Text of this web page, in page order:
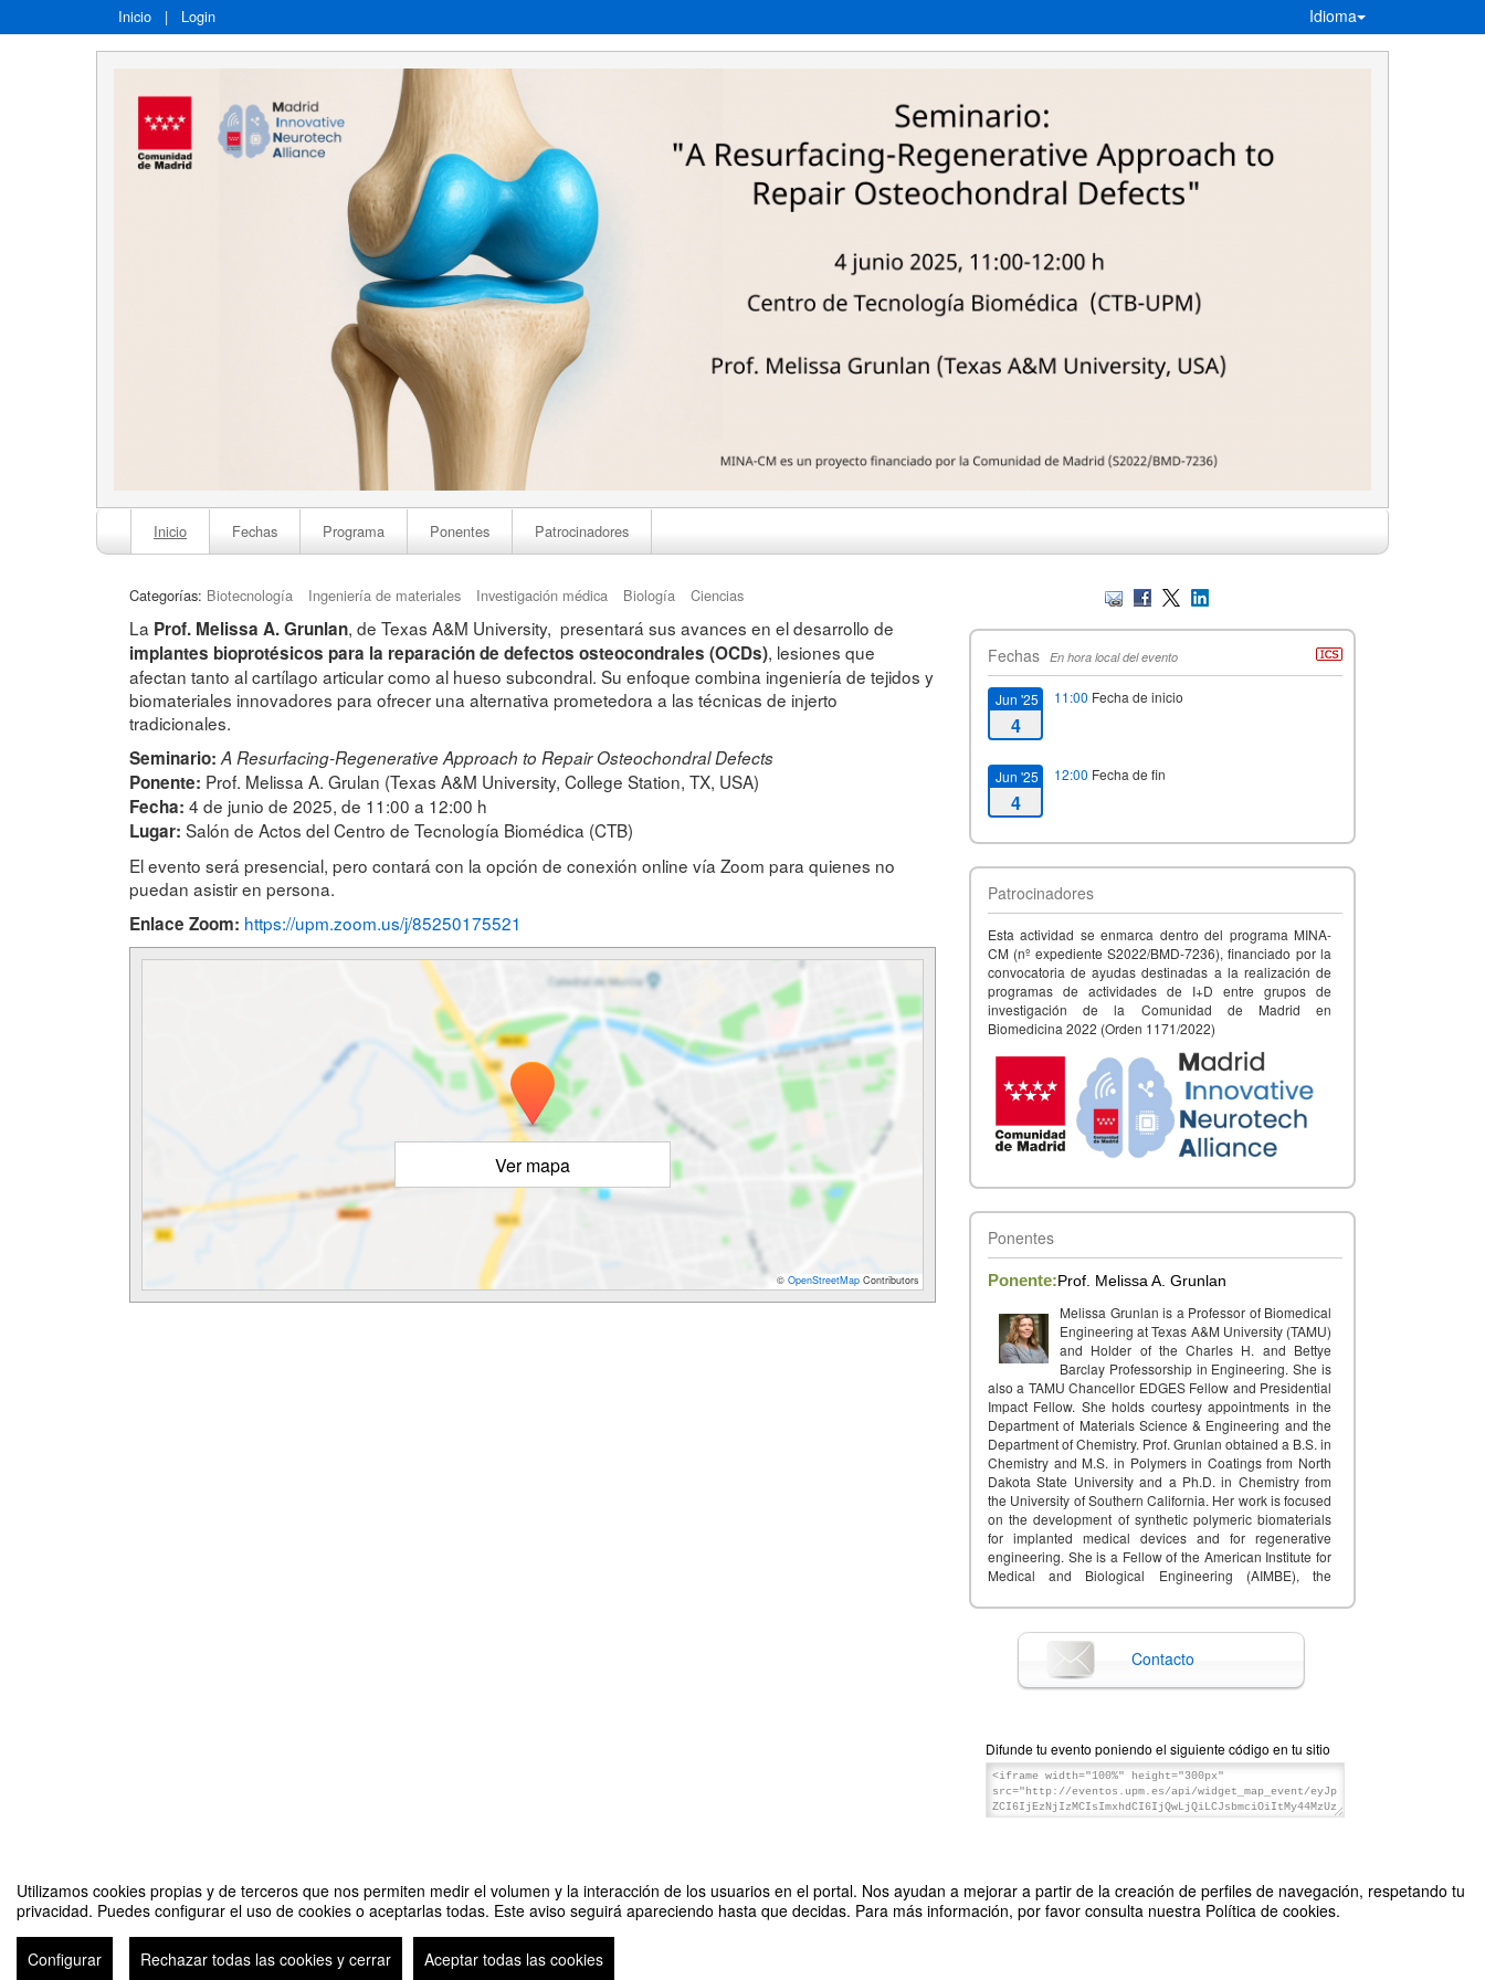
Utilizamos cookies propias y de terceros que nos permiten medir el volumen y la interacción de los usuarios en el portal. Nos ayudan a mejorar a partir de la creación de perfiles de navegación, respetando tu
privacidad. Puedes configurar el uso de cookies o aceptarlas todas. Este aviso seguirá apareciendo hasta que decidas. Para más información, por favor consulta nuestra Política de cookies.
Configurar Rechazar todas las cookies y cerrar Aceptar todas las cookies
Inicio | Login Idioma
Inicio Fechas Programa Ponentes Patrocinadores
Categorías: Biotecnología Ingeniería de materiales Investigación médica Biología Ciencias
La Prof. Melissa A. Grunlan, de Texas A&M University, presentará sus avances en el desarrollo de
implantes bioprotésicos para la reparación de defectos osteocondrales (OCDs), lesiones que
afectan tanto al cartílago articular como al hueso subcondral. Su enfoque combina ingeniería de tejidos y
biomateriales innovadores para ofrecer una alternativa prometedora a las técnicas de injerto
tradicionales.
Seminario: A Resurfacing-Regenerative Approach to Repair Osteochondral Defects
Ponente: Prof. Melissa A. Grulan (Texas A&M University, College Station, TX, USA)
Fecha: 4 de junio de 2025, de 11:00 a 12:00 h
Lugar: Salón de Actos del Centro de Tecnología Biomédica (CTB)
El evento será presencial, pero contará con la opción de conexión online vía Zoom para quienes no
puedan asistir en persona.
Enlace Zoom: https://upm.zoom.us/j/85250175521
Ver mapa
© OpenStreetMap Contributors
Fechas En hora local del evento
Jun '25
4
11:00 Fecha de inicio
Jun '25
4
12:00 Fecha de fin
Patrocinadores
Esta actividad se enmarca dentro del programa MINA-
CM (nº expediente S2022/BMD-7236), financiado por la
convocatoria de ayudas destinadas a la realización de
programas de actividades de I+D entre grupos de
investigación de la Comunidad de Madrid en
Biomedicina 2022 (Orden 1171/2022)
Ponentes
Ponente:Prof. Melissa A. Grunlan
Melissa Grunlan is a Professor of Biomedical
Engineering at Texas A&M University (TAMU)
and Holder of the Charles H. and Bettye
Barclay Professorship in Engineering. She is
also a TAMU Chancellor EDGES Fellow and Presidential
Impact Fellow. She holds courtesy appointments in the
Department of Materials Science & Engineering and the
Department of Chemistry. Prof. Grunlan obtained a B.S. in
Chemistry and M.S. in Polymers in Coatings from North
Dakota State University and a Ph.D. in Chemistry from
the University of Southern California. Her work is focused
on the development of synthetic polymeric biomaterials
for implanted medical devices and for regenerative
engineering. She is a Fellow of the American Institute for
Medical and Biological Engineering (AIMBE), the
Division, and the Biomedical Engineering Society
(BMES). Prof. Grunlan is also a Senior Member of the
National Academy of Inventors.
More info: www.grunlanresearchgroup.org.
Contacto
Difunde tu evento poniendo el siguiente código en tu sitio
Seminario: A Resurfacing-Regenerative Approach to Repair Osteochondral Defects